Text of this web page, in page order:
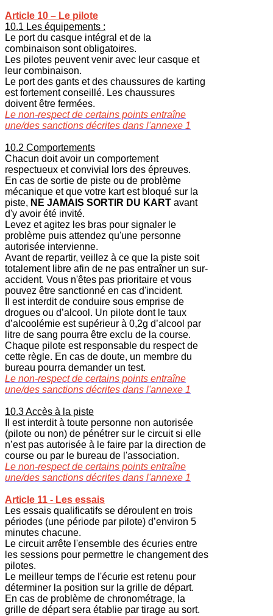
Article 10 – Le pilote
10.1 Les équipements :
Le port du casque intégral et de la
combinaison sont obligatoires.
Les pilotes peuvent venir avec leur casque et
leur combinaison.
Le port des gants et des chaussures de karting
est fortement conseillé. Les chaussures
doivent être fermées.
Le non-respect de certains points entraîne
une/des sanctions décrites dans l'annexe 1
10.2 Comportements
Chacun doit avoir un comportement
respectueux et convivial lors des épreuves.
En cas de sortie de piste ou de problème
mécanique et que votre kart est bloqué sur la
piste, NE JAMAIS SORTIR DU KART avant
d'y avoir été invité.
Levez et agitez les bras pour signaler le
problème puis attendez qu'une personne
autorisée intervienne.
Avant de repartir, veillez à ce que la piste soit
totalement libre afin de ne pas entraîner un sur-
accident. Vous n'êtes pas prioritaire et vous
pouvez être sanctionné en cas d'incident.
Il est interdit de conduire sous emprise de
drogues ou d’alcool. Un pilote dont le taux
d’alcoolémie est supérieur à 0,2g d’alcool par
litre de sang pourra être exclu de la course.
Chaque pilote est responsable du respect de
cette règle. En cas de doute, un membre du
bureau pourra demander un test.
Le non-respect de certains points entraîne
une/des sanctions décrites dans l'annexe 1
10.3 Accès à la piste
Il est interdit à toute personne non autorisée
(pilote ou non) de pénétrer sur le circuit si elle
n’est pas autorisée à le faire par la direction de
course ou par le bureau de l'association.
Le non-respect de certains points entraîne
une/des sanctions décrites dans l'annexe 1
Article 11 - Les essais
Les essais qualificatifs se déroulent en trois
périodes (une période par pilote) d’environ 5
minutes chacune.
Le circuit arrête l'ensemble des écuries entre
les sessions pour permettre le changement des
pilotes.
Le meilleur temps de l'écurie est retenu pour
déterminer la position sur la grille de départ.
En cas de problème de chronométrage, la
grille de départ sera établie par tirage au sort.